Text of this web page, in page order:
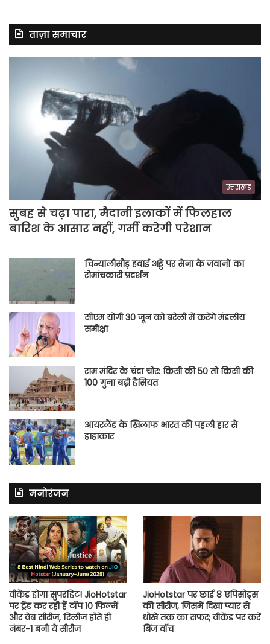
ताज़ा समाचार
उत्तराखंड
सुबह से चढ़ा पारा, मैदानी इलाकों में फिलहाल
बारिश के आसार नहीं, गर्मी करेगी परेशान
चिन्यालीसौड़ हवाई अड्डे पर सेना के जवानों का
रोमांचकारी प्रदर्शन
सीएम योगी 30 जून को बरेली में करेंगे मंडलीय
समीक्षा
राम मंदिर के चंदा चोर: किसी की 50 तो किसी की
100 गुना बढ़ी हैसियत
आयरलैंड के खिलाफ भारत की पहली हार से
हाहाकार
मनोरंजन
वीकेंड होगा सुपरहिट! JioHotstar
पर ट्रेंड कर रही हैं टॉप 10 फिल्में
और वेब सीरीज, रिलीज होते ही
नंबर-1 बनी ये सीरीज
JioHotstar पर छाई 8 एपिसोड्स
की सीरीज, जिसमें दिखा प्यार से
धोखे तक का सफर; वीकेंड पर करें
बिंज वॉच